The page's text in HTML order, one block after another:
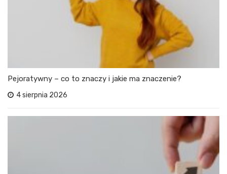
Pejoratywny – co to znaczy i jakie ma znaczenie?
4 sierpnia 2026